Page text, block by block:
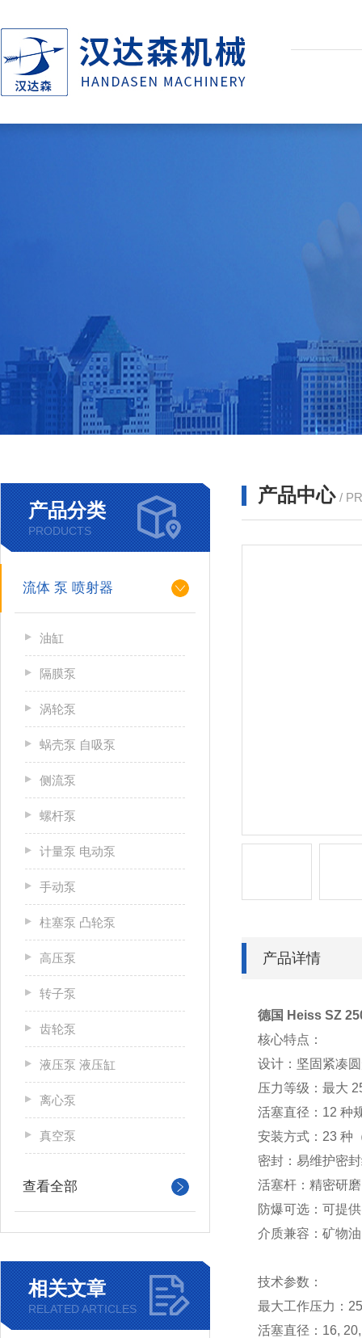
产品分类
PRODUCTS
流体 泵 喷射器
油缸
隔膜泵
涡轮泵
蜗壳泵 自吸泵
侧流泵
螺杆泵
计量泵 电动泵
手动泵
柱塞泵 凸轮泵
高压泵
转子泵
齿轮泵
液压泵 液压缸
离心泵
真空泵
查看全部
相关文章
RELATED ARTICLES
产品中心 /
产品详情
德国 Heiss SZ
核心特点：
设计：坚固紧凑
压力等级：最大
活塞直径：12 种
安装方式：23 种
密封：易维护密
活塞杆：精密研
防爆可选：可提
介质兼容：矿物
技术参数：
最大工作压力：
活塞直径：16,